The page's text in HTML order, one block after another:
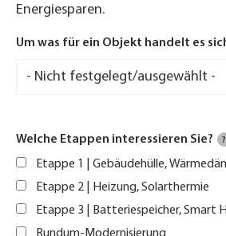
Energiesparen.
Um was für ein Objekt handelt es
Welche Etappen interessieren Sie? ?
Etappe 1 | Gebäudehülle,
Etappe 2 | Heizung, Solarthermie
Etappe 3 | Batteriespeicher, Smart